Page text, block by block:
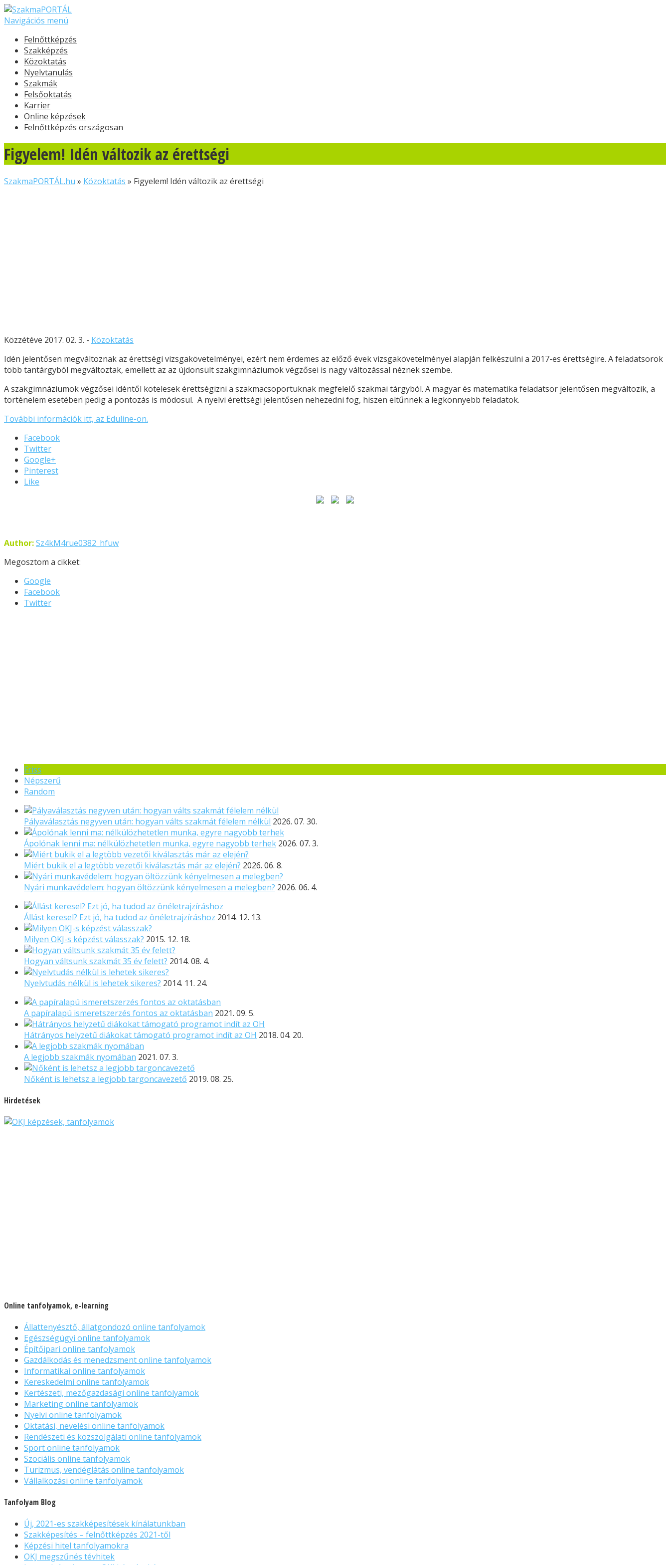
Navigációs menü
Felnőttképzés
Szakképzés
Közoktatás
Nyelvtanulás
Szakmák
Felsőoktatás
Karrier
Online képzések
Felnőttképzés országosan
Figyelem! Idén változik az érettségi
SzakmaPORTÁL.hu » Közoktatás » Figyelem! Idén változik az érettségi
Közzétéve 2017. 02. 3. - Közoktatás
Idén jelentősen megváltoznak az érettségi vizsgakövetelményei, ezért nem érdemes az előző évek vizsgakövetelményei alapján felkészülni a 2017-es érettségire. A feladatsorok
több tantárgyból megváltoztak, emellett az az újdonsült szakgimnáziumok végzősei is nagy változással néznek szembe.
A szakgimnáziumok végzősei idéntől kötelesek érettségizni a szakmacsoportuknak megfelelő szakmai tárgyból. A magyar és matematika feladatsor jelentősen megváltozik, a
történelem esetében pedig a pontozás is módosul. A nyelvi érettségi jelentősen nehezedni fog, hiszen eltűnnek a legkönnyebb feladatok.
További információk itt, az Eduline-on.
Facebook
Twitter
Google+
Pinterest
Like
Author:Sz4kM4rue0382_hfuw
Megosztom a cikket:
Google
Facebook
Twitter
Friss
Népszerű
Random
Pályaválasztás negyven után: hogyan válts szakmát félelem nélkül 2026. 07. 30.
Ápolónak lenni ma: nélkülözhetetlen munka, egyre nagyobb terhek 2026. 07. 3.
Miért bukik el a legtöbb vezetői kiválasztás már az elején? 2026. 06. 8.
Nyári munkavédelem: hogyan öltözzünk kényelmesen a melegben? 2026. 06. 4.
Állást keresel? Ezt jó, ha tudod az önéletrajzíráshoz 2014. 12. 13.
Milyen OKJ-s képzést válasszak? 2015. 12. 18.
Hogyan váltsunk szakmát 35 év felett? 2014. 08. 4.
Nyelvtudás nélkül is lehetek sikeres? 2014. 11. 24.
A papíralapú ismeretszerzés fontos az oktatásban 2021. 09. 5.
Hátrányos helyzetű diákokat támogató programot indít az OH 2018. 04. 20.
A legjobb szakmák nyomában 2021. 07. 3.
Nőként is lehetsz a legjobb targoncavezető 2019. 08. 25.
Hirdetések
Online tanfolyamok, e-learning
Állattenyésztő, állatgondozó online tanfolyamok
Egészségügyi online tanfolyamok
Építőipari online tanfolyamok
Gazdálkodás és menedzsment online tanfolyamok
Informatikai online tanfolyamok
Kereskedelmi online tanfolyamok
Kertészeti, mezőgazdasági online tanfolyamok
Marketing online tanfolyamok
Nyelvi online tanfolyamok
Oktatási, nevelési online tanfolyamok
Rendészeti és közszolgálati online tanfolyamok
Sport online tanfolyamok
Szociális online tanfolyamok
Turizmus, vendéglátás online tanfolyamok
Vállalkozási online tanfolyamok
Tanfolyam Blog
Új, 2021-es szakképesítések kínálatunkban
Szakképesítés – felnőttképzés 2021-től
Képzési hitel tanfolyamokra
OKJ megszűnés tévhitek